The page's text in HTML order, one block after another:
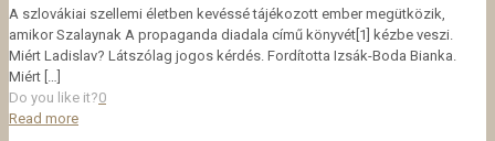
A szlovákiai szellemi életben kevéssé tájékozott ember megütközik,
amikor Szalaynak A propaganda diadala című könyvét[1] kézbe veszi.
Miért Ladislav? Látszólag jogos kérdés. Fordította Izsák-Boda Bianka.
Miért […]
Do you like it?0
Read more